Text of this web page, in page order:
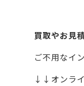
買取やお見
ご不用なイ
↓↓オンラ